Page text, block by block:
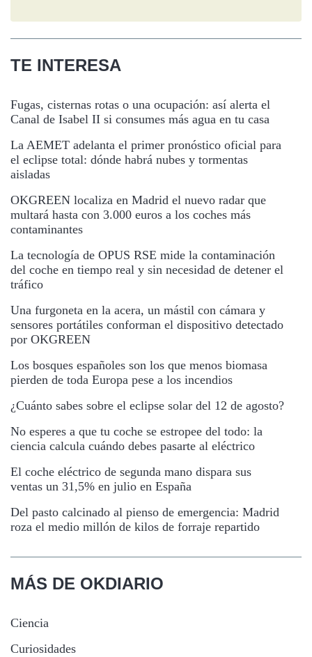
TE INTERESA
Fugas, cisternas rotas o una ocupación: así alerta el
Canal de Isabel II si consumes más agua en tu casa
La AEMET adelanta el primer pronóstico oficial para
el eclipse total: dónde habrá nubes y tormentas
aisladas
OKGREEN localiza en Madrid el nuevo radar que
multará hasta con 3.000 euros a los coches más
contaminantes
La tecnología de OPUS RSE mide la contaminación
del coche en tiempo real y sin necesidad de detener el
tráfico
Una furgoneta en la acera, un mástil con cámara y
sensores portátiles conforman el dispositivo detectado
por OKGREEN
Los bosques españoles son los que menos biomasa
pierden de toda Europa pese a los incendios
¿Cuánto sabes sobre el eclipse solar del 12 de agosto?
No esperes a que tu coche se estropee del todo: la
ciencia calcula cuándo debes pasarte al eléctrico
El coche eléctrico de segunda mano dispara sus
ventas un 31,5% en julio en España
Del pasto calcinado al pienso de emergencia: Madrid
roza el medio millón de kilos de forraje repartido
MÁS DE OKDIARIO
Ciencia
Curiosidades